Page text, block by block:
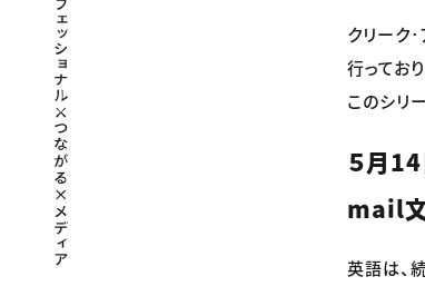
クリーク
行っており
このシリ
５月14
mail文
英語は、